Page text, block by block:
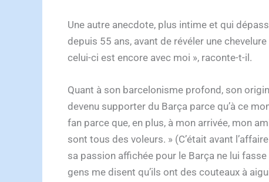
Une autre anecdote, plus intime et qui
depuis 55 ans, avant de révéler une
celui-ci est encore avec moi », raconte-t-il.
Quant à son barcelonisme profond, son
devenu supporter du Barça parce qu’à ce
fan parce que, en plus, à mon arrivée, mon
sont tous des voleurs. » (C’était avant
sa passion affichée pour le Barça ne lui
gens me disent qu’ils ont des couteaux à